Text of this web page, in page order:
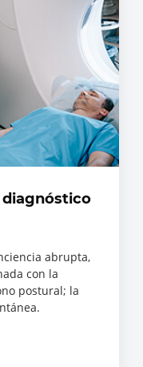
diagnóstico
abrupta,
con la
postural; la